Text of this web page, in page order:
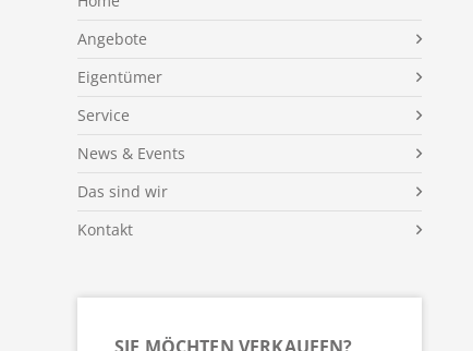
Angebote
Eigentümer
Service
News & Events
Das sind wir
Kontakt
SIE MÖCHTEN VERKAUFEN?